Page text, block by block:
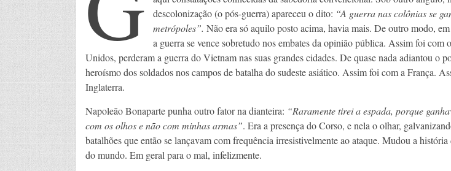
descolonização (o pós-guerra) apareceu o dito: “A guerra nas colônias se
metrópoles”. Não era só aquilo posto acima, havia mais. De outro modo,
a guerra se vence sobretudo nos embates da opinião pública. Assim foi com
Unidos, perderam a guerra do Vietnam nas suas grandes cidades. De quase nada adiantou o
heroísmo dos soldados nos campos de batalha do sudeste asiático. Assim foi com a França.
Inglaterra.
Napoleão Bonaparte punha outro fator na dianteira: “Raramente tirei a espada, porque
com os olhos e não com minhas armas”. Era a presença do Corso, e nela o olhar,
batalhões que então se lançavam com frequência irresistivelmente ao ataque. Mudou a história
do mundo. Em geral para o mal, infelizmente.